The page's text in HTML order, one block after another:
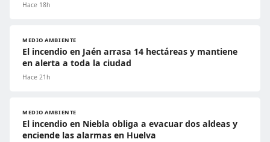
Hace 18h
MEDIO AMBIENTE
El incendio en Jaén arrasa 14 hectáreas y mantiene
en alerta a toda la ciudad
Hace 21h
MEDIO AMBIENTE
El incendio en Niebla obliga a evacuar dos aldeas y
enciende las alarmas en Huelva